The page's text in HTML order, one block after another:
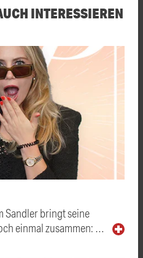
INTERESSIEREN
Sandler bringt seine
einmal zusammen: …